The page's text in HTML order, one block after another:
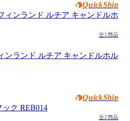
QuickShip
全1商品
ンランド ルチア キャンドルホル
QuickShip
全2商品